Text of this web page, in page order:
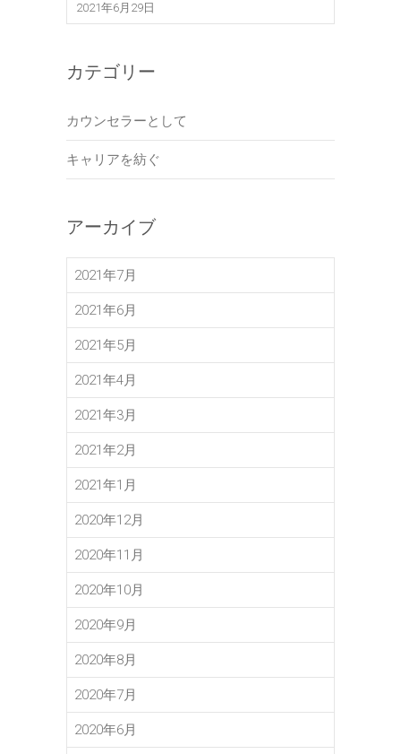
2021年6月29日
カテゴリー
カウンセラーとして
キャリアを紡ぐ
アーカイブ
2021年7月
2021年6月
2021年5月
2021年4月
2021年3月
2021年2月
2021年1月
2020年12月
2020年11月
2020年10月
2020年9月
2020年8月
2020年7月
2020年6月